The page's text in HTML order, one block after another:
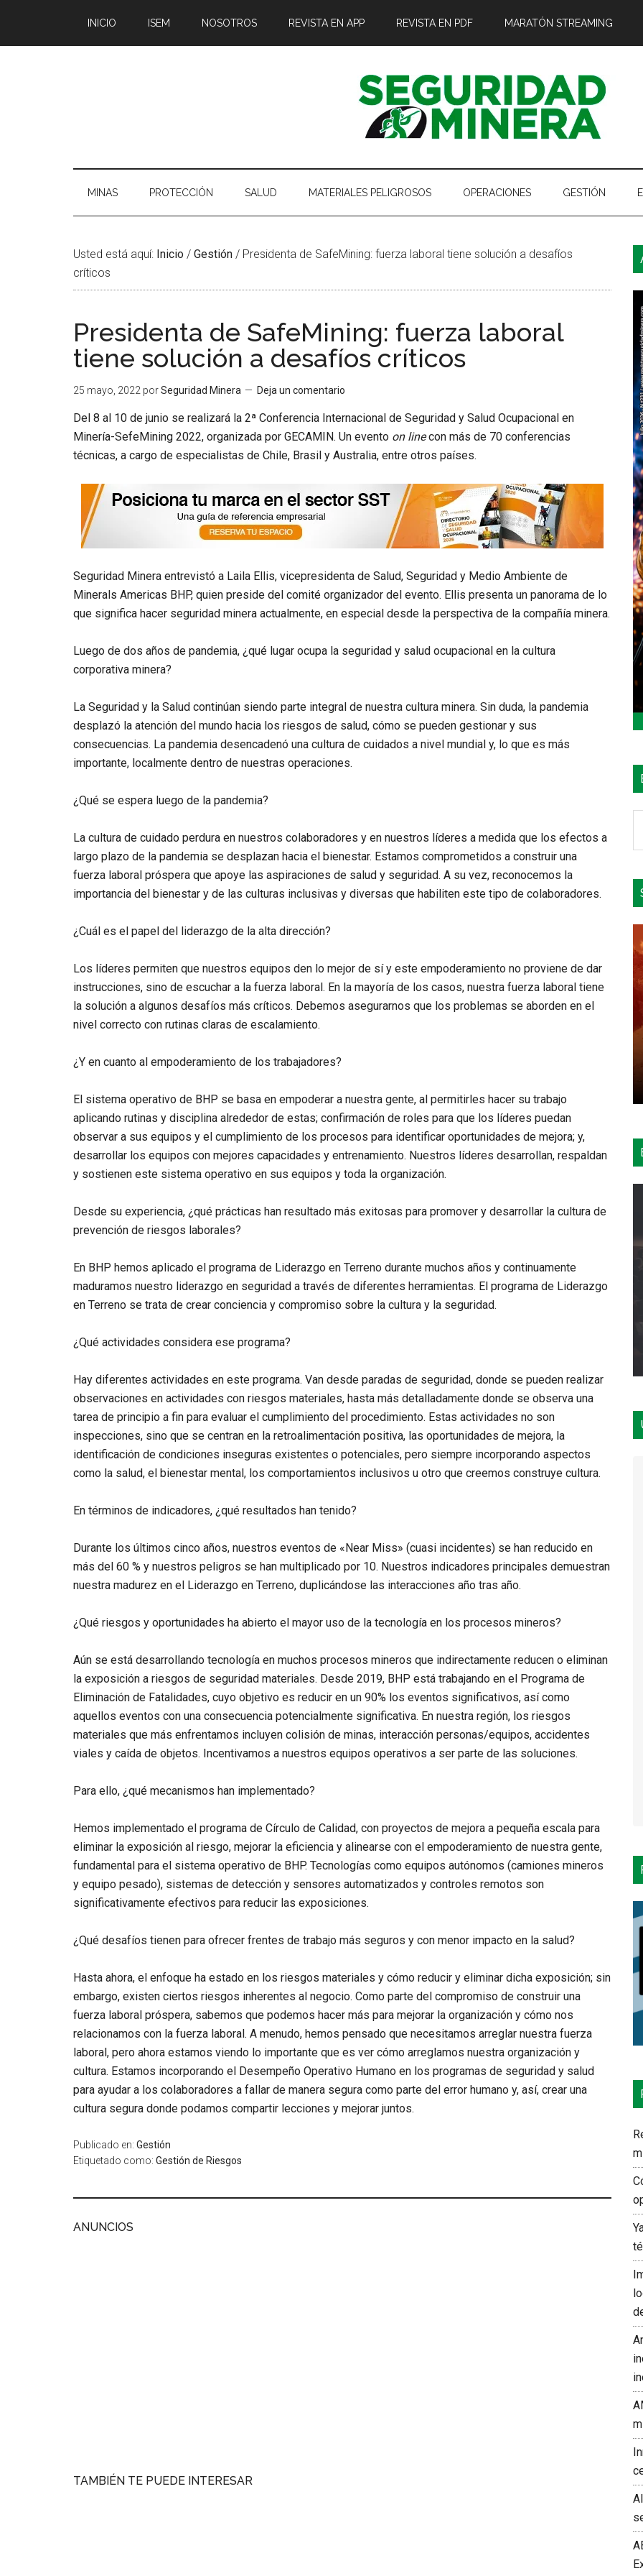
contenido
secondary
la
pie
INICIO ISEM NOSOTROS REVISTA EN APP REVISTA EN PDF MARATÓN STREAMING
MINAS PROTECCIÓN SALUD MATERIALES PELIGROSOS OPERACIONES GESTIÓN
Usted está aquí: Inicio / Gestión / Presidenta de SafeMining: fuerza laboral tiene solución a desafíos
críticos
Presidenta de SafeMining: fuerza laboral
tiene solución a desafíos críticos
25 mayo, 2022 porSeguridad Minera Deja un comentario
Del 8 al 10 de junio se realizará la 2ª Conferencia Internacional de Seguridad y Salud Ocupacional en
Minería-SefeMining 2022, organizada por GECAMIN. Un evento on linecon más de 70 conferencias
técnicas, a cargo de especialistas de Chile, Brasil y Australia, entre otros países.
Seguridad Minera entrevistó a Laila Ellis, vicepresidenta de Salud, Seguridad y Medio Ambiente de
Minerals Americas BHP, quien preside del comité organizador del evento. Ellis presenta un panorama de lo
que significa hacer seguridad minera actualmente, en especial desde la perspectiva de la compañía minera.
Luego de dos años de pandemia, ¿qué lugar ocupa la seguridad y salud ocupacional en la cultura
corporativa minera?
La Seguridad y la Salud continúan siendo parte integral de nuestra cultura minera. Sin duda, la pandemia
desplazó la atención del mundo hacia los riesgos de salud, cómo se pueden gestionar y sus
consecuencias. La pandemia desencadenó una cultura de cuidados a nivel mundial y, lo que es más
importante, localmente dentro de nuestras operaciones.
¿Qué se espera luego de la pandemia?
La cultura de cuidado perdura en nuestros colaboradores y en nuestros líderes a medida que los efectos a
largo plazo de la pandemia se desplazan hacia el bienestar. Estamos comprometidos a construir una
fuerza laboral próspera que apoye las aspiraciones de salud y seguridad. A su vez, reconocemos la
importancia del bienestar y de las culturas inclusivas y diversas que habiliten este tipo de colaboradores.
¿Cuál es el papel del liderazgo de la alta dirección?
Los líderes permiten que nuestros equipos den lo mejor de sí y este empoderamiento no proviene de dar
instrucciones, sino de escuchar a la fuerza laboral. En la mayoría de los casos, nuestra fuerza laboral tiene
la solución a algunos desafíos más críticos. Debemos asegurarnos que los problemas se aborden en el
nivel correcto con rutinas claras de escalamiento.
¿Y en cuanto al empoderamiento de los trabajadores?
El sistema operativo de BHP se basa en empoderar a nuestra gente, al permitirles hacer su trabajo
aplicando rutinas y disciplina alrededor de estas; confirmación de roles para que los líderes puedan
observar a sus equipos y el cumplimiento de los procesos para identificar oportunidades de mejora; y,
desarrollar los equipos con mejores capacidades y entrenamiento. Nuestros líderes desarrollan, respaldan
y sostienen este sistema operativo en sus equipos y toda la organización.
Desde su experiencia, ¿qué prácticas han resultado más exitosas para promover y desarrollar la cultura de
prevención de riesgos laborales?
En BHP hemos aplicado el programa de Liderazgo en Terreno durante muchos años y continuamente
maduramos nuestro liderazgo en seguridad a través de diferentes herramientas. El programa de Liderazgo
en Terreno se trata de crear conciencia y compromiso sobre la cultura y la seguridad.
¿Qué actividades considera ese programa?
Hay diferentes actividades en este programa. Van desde paradas de seguridad, donde se pueden realizar
observaciones en actividades con riesgos materiales, hasta más detalladamente donde se observa una
tarea de principio a fin para evaluar el cumplimiento del procedimiento. Estas actividades no son
inspecciones, sino que se centran en la retroalimentación positiva, las oportunidades de mejora, la
identificación de condiciones inseguras existentes o potenciales, pero siempre incorporando aspectos
como la salud, el bienestar mental, los comportamientos inclusivos u otro que creemos construye cultura.
En términos de indicadores, ¿qué resultados han tenido?
Durante los últimos cinco años, nuestros eventos de «Near Miss» (cuasi incidentes) se han reducido en
más del 60 % y nuestros peligros se han multiplicado por 10. Nuestros indicadores principales demuestran
nuestra madurez en el Liderazgo en Terreno, duplicándose las interacciones año tras año.
¿Qué riesgos y oportunidades ha abierto el mayor uso de la tecnología en los procesos mineros?
Aún se está desarrollando tecnología en muchos procesos mineros que indirectamente reducen o eliminan
la exposición a riesgos de seguridad materiales. Desde 2019, BHP está trabajando en el Programa de
Eliminación de Fatalidades, cuyo objetivo es reducir en un 90% los eventos significativos, así como
aquellos eventos con una consecuencia potencialmente significativa. En nuestra región, los riesgos
materiales que más enfrentamos incluyen colisión de minas, interacción personas/equipos, accidentes
viales y caída de objetos. Incentivamos a nuestros equipos operativos a ser parte de las soluciones.
Para ello, ¿qué mecanismos han implementado?
Hemos implementado el programa de Círculo de Calidad, con proyectos de mejora a pequeña escala para
eliminar la exposición al riesgo, mejorar la eficiencia y alinearse con el empoderamiento de nuestra gente,
fundamental para el sistema operativo de BHP. Tecnologías como equipos autónomos (camiones mineros
y equipo pesado), sistemas de detección y sensores automatizados y controles remotos son
significativamente efectivos para reducir las exposiciones.
¿Qué desafíos tienen para ofrecer frentes de trabajo más seguros y con menor impacto en la salud?
Hasta ahora, el enfoque ha estado en los riesgos materiales y cómo reducir y eliminar dicha exposición; sin
embargo, existen ciertos riesgos inherentes al negocio. Como parte del compromiso de construir una
fuerza laboral próspera, sabemos que podemos hacer más para mejorar la organización y cómo nos
relacionamos con la fuerza laboral. A menudo, hemos pensado que necesitamos arreglar nuestra fuerza
laboral, pero ahora estamos viendo lo importante que es ver cómo arreglamos nuestra organización y
cultura. Estamos incorporando el Desempeño Operativo Humano en los programas de seguridad y salud
para ayudar a los colaboradores a fallar de manera segura como parte del error humano y, así, crear una
cultura segura donde podamos compartir lecciones y mejorar juntos.
Publicado en: Gestión
Etiquetado como: Gestión de Riesgos
ANUNCIOS
TAMBIÉN TE PUEDE INTERESAR